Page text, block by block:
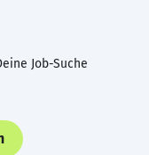
Job-Suche